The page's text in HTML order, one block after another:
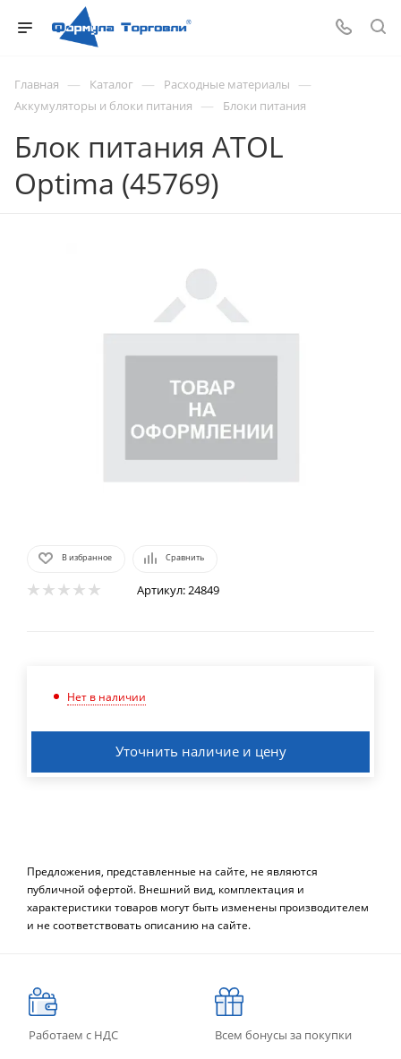
Главная — Каталог — Расходные материалы —
Аккумуляторы и блоки питания — Блоки питания
Блок питания ATOL
Optima (45769)
В избранное Сравнить
Артикул:24849
Нет в наличии
Уточнить наличие и цену
Предложения, представленные на сайте, не являются
публичной офертой. Внешний вид, комплектация и
характеристики товаров могут быть изменены производителем
и не соответствовать описанию на сайте.
Работаем с НДС Всем бонусы за покупки